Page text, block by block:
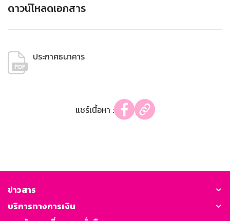
ดาวน์โหลดเอกสาร
ประกาศธนาคาร
แชร์เนื้อหา :
ข่าวสาร
บริการทางการเงิน